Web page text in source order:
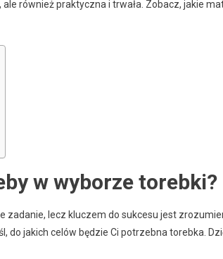
również praktyczna i trwała. Zobacz, jakie
w wyborze torebki?
zadanie, lecz kluczem do sukcesu jest
do jakich celów będzie Ci potrzebna torebka.